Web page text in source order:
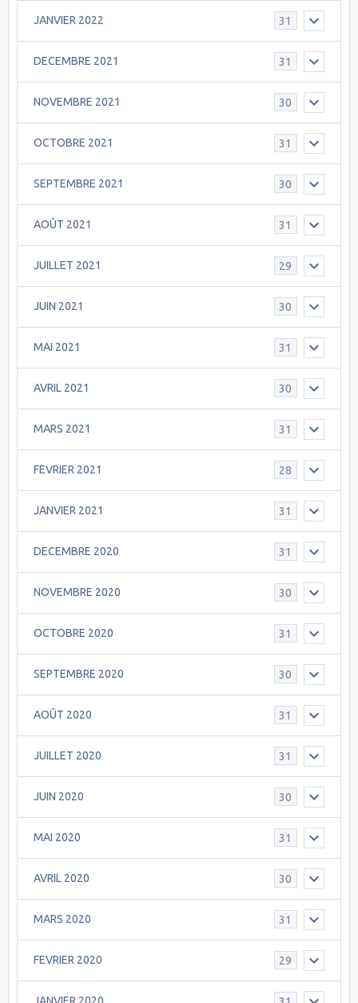
JANVIER 2022 31
DECEMBRE 2021 31
NOVEMBRE 2021 30
OCTOBRE 2021 31
SEPTEMBRE 2021 30
AOÛT 2021 31
JUILLET 2021 29
JUIN 2021 30
MAI 2021 31
AVRIL 2021 30
MARS 2021 31
FEVRIER 2021 28
JANVIER 2021 31
DECEMBRE 2020 31
NOVEMBRE 2020 30
OCTOBRE 2020 31
SEPTEMBRE 2020 30
AOÛT 2020 31
JUILLET 2020 31
JUIN 2020 30
MAI 2020 31
AVRIL 2020 30
MARS 2020 31
FEVRIER 2020 29